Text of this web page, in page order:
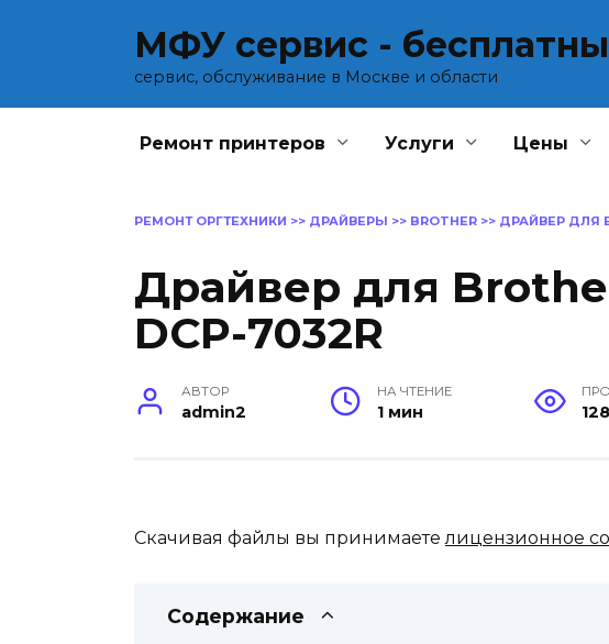
МФУ сервис -
сервис, обслуживание в Москве и области
Ремонт принтеров Услуги Цены
РЕМОНТ ОРГТЕХНИКИ >> ДРАЙВЕРЫ >> BROTHER >> ДРАЙВЕР ДЛЯ
Драйвер для
DCP-7032R
АВТОР
admin2
НА ЧТЕНИЕ
1 мин 128
Скачивая файлы вы принимаетелицензионное
Содержание